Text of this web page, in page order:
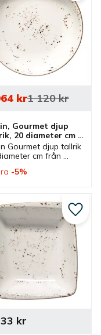
Gourmet djup
20 diameter cm -
fp
Gourmet djup tallrik
cm från
där flera delar
kr1 120kr
5%
kr
Lägg